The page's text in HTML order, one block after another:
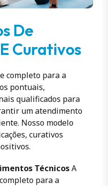
De
Curativos
completo para a
pontuais,
qualificados para
um atendimento
Nosso modelo
curativos
TécnicosA
para a